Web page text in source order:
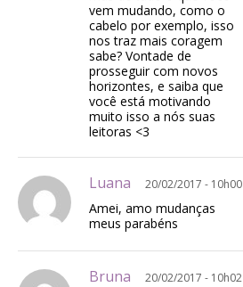
vem mudando, como o
cabelo por exemplo, isso
nos traz mais coragem
sabe? Vontade de
prosseguir com novos
horizontes, e saiba que
você está motivando
muito isso a nós suas
leitoras <3
Luana 20/02/2017 - 10h00
Amei, amo mudanças
meus parabéns
Bruna 20/02/2017 - 10h02